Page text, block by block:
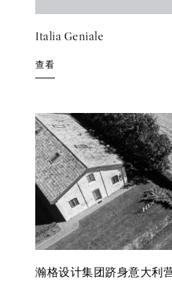
Italia Geniale
查看
瀚格设计集团跻身意大利